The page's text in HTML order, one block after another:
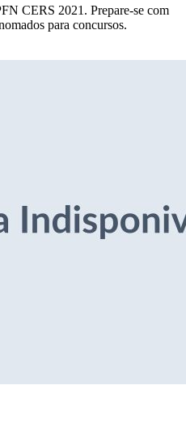
CERS 2021. Prepare-se com
para concursos.